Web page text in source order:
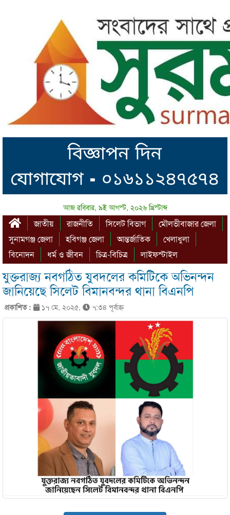
আজ রবিবার, ৯ই আগস্ট, ২০২৬ খ্রিস্টাব্দ
জাতীয় রাজনীতি সিলেট বিভাগ
মৌলভীবাজার জেলা
সুনামগঞ্জ জেলা
হবিগঞ্জ জেলা আন্তর্জাতিক
খেলাধুলা
বিনোদন
ধর্ম ও জীবন চিত্র-বিচিত্র লাইফস্টাইল
যুক্তরাজ্য নবগঠিত যুবদলের কমিটিকে অভিনন্দন
জানিয়েছে সিলেট বিমানবন্দর থানা বিএনপি
প্রকাশিত : ১৭ মে, ২০২৫, ৭:৩৪ পূর্বাহ্ণ